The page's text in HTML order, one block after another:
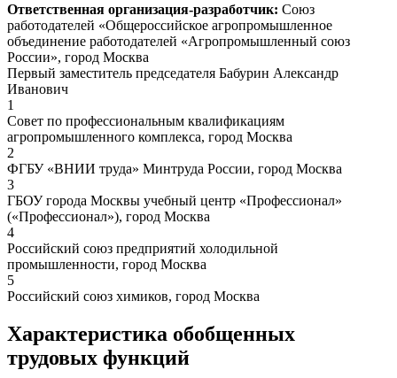
Ответственная организация-разработчик: Союз
работодателей «Общероссийское агропромышленное
объединение работодателей «Агропромышленный союз
России», город Москва
Первый заместитель председателя Бабурин Александр
Иванович
1
Совет по профессиональным квалификациям
агропромышленного комплекса, город Москва
2
ФГБУ «ВНИИ труда» Минтруда России, город Москва
3
ГБОУ города Москвы учебный центр «Профессионал»
(«Профессионал»), город Москва
4
Российский союз предприятий холодильной
промышленности, город Москва
5
Российский союз химиков, город Москва
Характеристика обобщенных
трудовых функций